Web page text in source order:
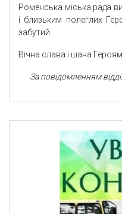
Роменська міська рада
і близьким полеглих
забутий.
Вічна слава і шана
За повідомленням